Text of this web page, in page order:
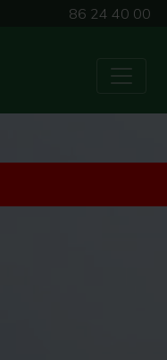
86 24 40 00